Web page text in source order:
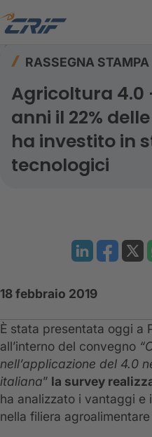
RASSEGNA STAMPA
Agricoltura 4.0
anni il 22%
ha investito in
tecnologici
18 febbraio 2019
È stata presentata oggi a
all’interno del convegno
nell’applicazione del 4.0
italiana” la survey
ha analizzato i vantaggi e
nella filiera